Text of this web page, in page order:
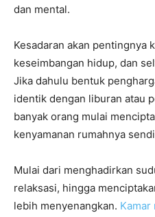
dan mental.
Kesadaran akan pentingnya
keseimbangan hidup, dan
Jika dahulu bentuk
identik dengan liburan atau
banyak orang mulai
kenyamanan rumahnya
Mulai dari menghadirkan
relaksasi, hingga
lebih menyenangkan. Kamar